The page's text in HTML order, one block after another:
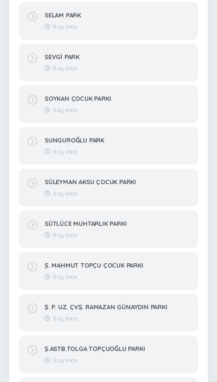
SELAM PARK
8 ay önce
SEVGİ PARK
8 ay önce
SOYKAN ÇOCUK PARKI
8 ay önce
SUNGUROĞLU PARK
8 ay önce
SÜLEYMAN AKSU ÇOCUK PARKI
8 ay önce
SÜTLÜCE MUHTARLIK PARKI
8 ay önce
Ş. MAHMUT TOPÇU ÇOCUK PARKI
8 ay önce
Ş. P. UZ. ÇVŞ. RAMAZAN GÜNAYDIN PARKI
8 ay önce
Ş.ASTB.TOLGA TOPÇUOĞLU PARKI
8 ay önce